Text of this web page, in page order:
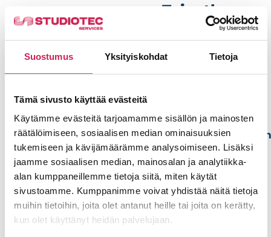
Suostumus Yksityiskohdat Tietoja
Tämä sivusto käyttää evästeitä
Käytämme evästeitä tarjoamamme sisällön ja mainosten
räätälöimiseen, sosiaalisen median ominaisuuksien
tukemiseen ja kävijämäärämme analysoimiseen. Lisäksi
jaamme sosiaalisen median, mainosalan ja analytiikka-
alan kumppaneillemme tietoja siitä, miten käytät
sivustoamme. Kumppanimme voivat yhdistää näitä tietoja
muihin tietoihin, joita olet antanut heille tai joita on kerätty,
kun olet käyttänyt heidän palvelujaan.
TARVITSETKO
APUA OMAN
ORGANISAATIOSI
AV-ASIOISSA?
Mitro
Lehtinen
Account
Executive
+358 44
4282
Toivotko
meidän
Voit jättää meille
yhteydenottopyynnön
alla olevalla
lomakkeella.